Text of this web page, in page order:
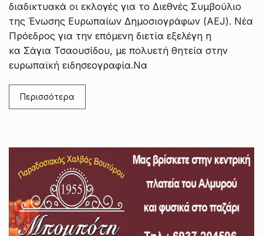
διαδικτυακά οι εκλογές για το Διεθνές Συμβούλιο
της Ένωσης Ευρωπαίων Δημοσιογράφων (AEJ). Νέα
Πρόεδρος για την επόμενη διετία εξελέγη η
κα Σάγια Τσαουσίδου, με πολυετή θητεία στην
ευρωπαϊκή ειδησεογραφία.Να
Περισσότερα